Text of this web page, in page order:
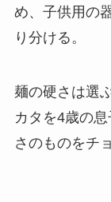
め、子供用の
り分ける。
麺の硬さは選
カタを4歳の
さのものをチ